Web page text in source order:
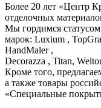
Более 20 лет «Центр
отделочных
Мы гордимся
марок: Luxium ,
HandMaler ,
Decorazza , Titan,
Кроме того,
а также товары
«Специальные